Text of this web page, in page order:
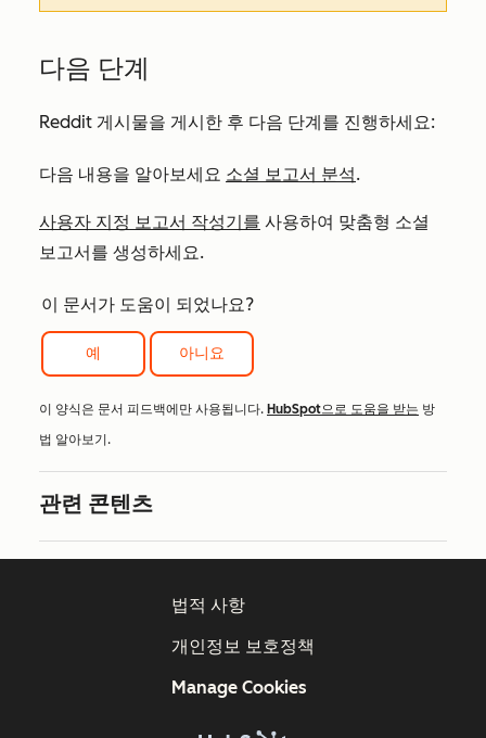
다음 단계
Reddit 게시물을 게시한 후 다음 단계를 진행하세요:
다음 내용을 알아보세요 소셜 보고서 분석.
사용자 지정 보고서 작성기를 사용하여 맞춤형 소셜
보고서를 생성하세요.
이 문서가 도움이 되었나요?
예 아니요
이 양식은 문서 피드백에만 사용됩니다. HubSpot으로 도움을 받는 방
법 알아보기.
관련 콘텐츠
법적 사항
개인정보 보호정책
Manage Cookies